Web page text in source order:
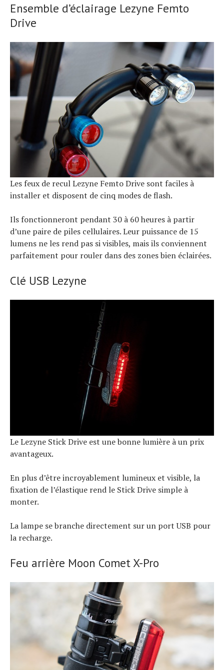
Ensemble d’éclairage Lezyne Femto
Drive
Les feux de recul Lezyne Femto Drive sont faciles à
installer et disposent de cinq modes de flash.
Ils fonctionneront pendant 30 à 60 heures à partir
d’une paire de piles cellulaires. Leur puissance de 15
lumens ne les rend pas si visibles, mais ils conviennent
parfaitement pour rouler dans des zones bien éclairées.
Clé USB Lezyne
Le Lezyne Stick Drive est une bonne lumière à un prix
avantageux.
En plus d’être incroyablement lumineux et visible, la
fixation de l’élastique rend le Stick Drive simple à
monter.
La lampe se branche directement sur un port USB pour
la recharge.
Feu arrière Moon Comet X-Pro